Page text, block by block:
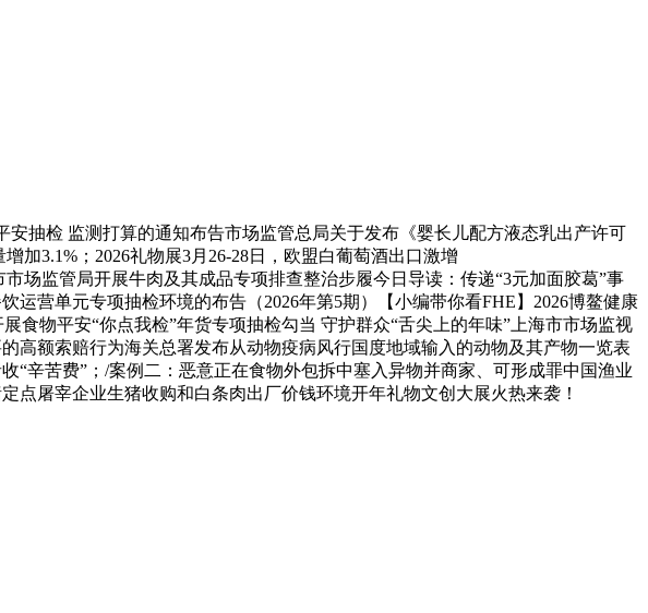
抽检 监测打算的通知布告市场监管总局关于发布《婴长儿配方液态乳出产许可
加3.1%；2026礼物展3月26-28日，欧盟白葡萄酒出口激增
市场监管局开展牛肉及其成品专项排查整治步履今日导读：传递“3元加面胶葛”事
运营单元专项抽检环境的布告（2026年第5期）【小编带你看FHE】2026博鳌健康
食物平安“你点我检”年货专项抽检勾当 守护群众“舌尖上的年味”上海市市场监视
高额索赔行为海关总署发布从动物疫病风行国度地域输入的动物及其产物一览表
“辛苦费”；/案例二：恶意正在食物外包拆中塞入异物并商家、可形成罪中国渔业
点屠宰企业生猪收购和白条肉出厂价钱环境开年礼物文创大展火热来袭！